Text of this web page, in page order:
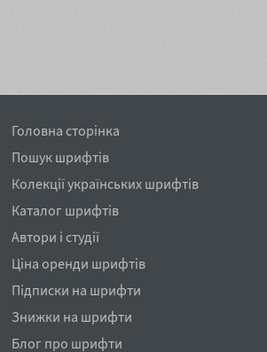
Головна сторінка
Пошук шрифтів
Колекції українських шрифтів
Каталог шрифтів
Автори і студії
Ціна оренди шрифтів
Підписки на шрифти
Знижки на шрифти
Блог про шрифти